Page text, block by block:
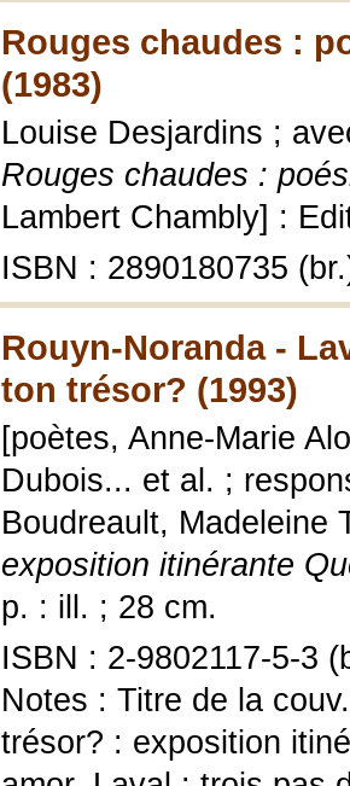
Rouges chaudes :
(1983)
Louise Desjardins ;
Rouges chaudes :
Lambert Chambly] :
ISBN : 2890180735
Rouyn-Noranda -
ton trésor? (1993)
[poètes, Anne-Marie
Dubois... et al. ;
Boudreault, Madeleine
exposition itinérante
p. : ill. ; 28 cm.
ISBN : 2-9802117-5-3
Notes : Titre de la
trésor? : exposition